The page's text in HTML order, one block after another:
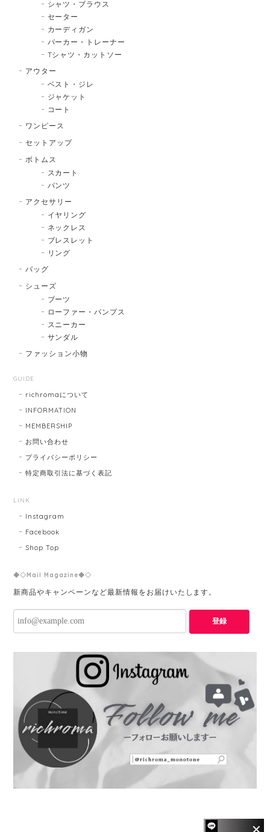
シャツ・ブラウス
セーター
カーディガン
パーカー・トレーナー
Tシャツ・カットソー
アウター
ベスト・ジレ
ジャケット
コート
ワンピース
セットアップ
ボトムス
スカート
パンツ
アクセサリー
イヤリング
ネックレス
ブレスレット
リング
バッグ
シューズ
ブーツ
ローファー・パンプス
スニーカー
サンダル
ファッション小物
GUIDE
richromaについて
INFORMATION
MEMBERSHIP
お問い合わせ
プライバシーポリシー
特定商取引法に基づく表記
LINK
Instagram
Facebook
Shop Top
◆◇Mail Magazine◆◇
新商品やキャンペーンなど最新情報をお届けいたします。
登録